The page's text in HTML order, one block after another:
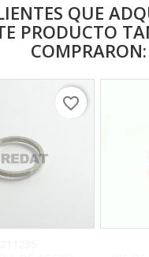
QUE
PRODUCTO
COMPRARON:
favorite_border